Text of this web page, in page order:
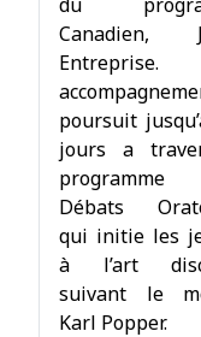
Canadien,
poursuit
jours a
Débats
qui initie les
à l’art
suivant le
Karl Popper.